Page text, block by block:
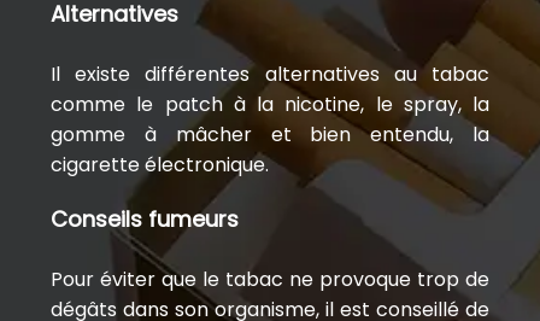
Alternatives
Il existe différentes alternatives au tabac
comme le patch à la nicotine, le spray, la
gomme à mâcher et bien entendu, la
cigarette électronique.
Conseils fumeurs
Pour éviter que le tabac ne provoque trop de
dégâts dans son organisme, il est conseillé de